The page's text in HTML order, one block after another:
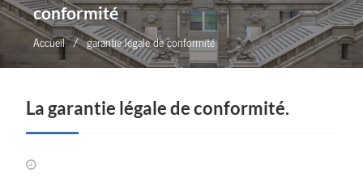
conformité
Accueil garantie légale de conformité
La garantie légale de conformité.